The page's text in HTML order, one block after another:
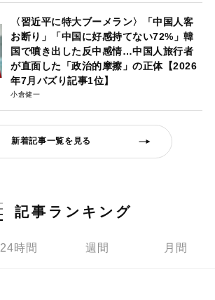
〈習近平に特大ブーメラン〉「中国人客
お断り」「中国に好感持てない72%」韓
国で噴き出した反中感情…中国人旅行者
が直面した「政治的摩擦」の正体【2026
年7月バズり記事1位】
小倉健一
新着記事一覧を見る
記事ランキング
24時間 週間 月間